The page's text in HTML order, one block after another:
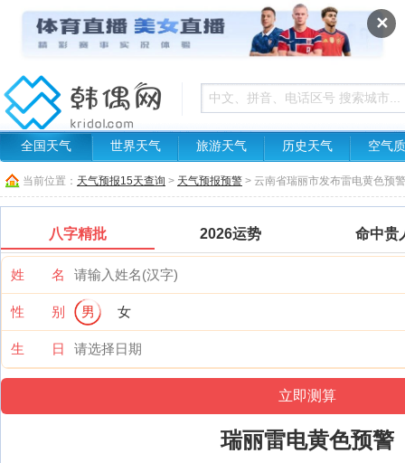
✕
全国天气 世界天气 旅游天气 历史天气 空气
当前位置： 天气预报15天查询 > 天气预报预警 > 云南省瑞丽市发布雷电黄色预警
八字精批 2026运势 命中贵
姓 名
性 别 男 女
生 日
瑞丽雷电黄色预警